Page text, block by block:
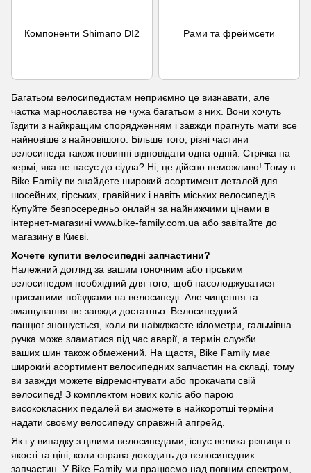
Багатьом велосипедистам неприємно це визнавати, але
частка марнославства не чужа багатьом з них. Вони хочуть
їздити з найкращим спорядженням і завжди прагнуть мати все
найновіше з найновішого. Більше того, різні частини
велосипеда також повинні відповідати одна одній. Стрічка на
кермі, яка не пасує до сідла? Ні, це дійсно неможливо! Тому в
Bike Family ви знайдете широкий асортимент деталей для
шосейних, гірських, гравійних і навіть міських велосипедів.
Купуйте безпосередньо онлайн за найнижчими цінами в
інтернет-магазині www.bike-family.com.ua або завітайте до
магазину в Києві.
Хочете купити велосипедні запчастини?
Належний догляд за вашим гоночним або гірським
велосипедом необхідний для того, щоб насолоджуватися
приємними поїздками на велосипеді. Але чищення та
змащування не завжди достатньо. Велосипедний
ланцюг зношується, коли ви наїжджаєте кілометри, гальмівна
ручка може зламатися під час аварії, а термін служби
ваших шин також обмежений. На щастя, Bike Family має
широкий асортимент велосипедних запчастин на складі, тому
ви завжди можете відремонтувати або прокачати свій
велосипед! З комплектом нових коліс або парою
висококласних педалей ви зможете в найкоротші терміни
надати своєму велосипеду справжній апгрейд.
Як і у випадку з цілими велосипедами, існує велика різниця в
якості та ціні, коли справа доходить до велосипедних
запчастин. У Bike Family ми працюємо над повним спектром,
Компоненти Shimano DI2 Рами та фреймсети